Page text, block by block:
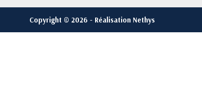
Copyright © 2026 - Réalisation Nethys